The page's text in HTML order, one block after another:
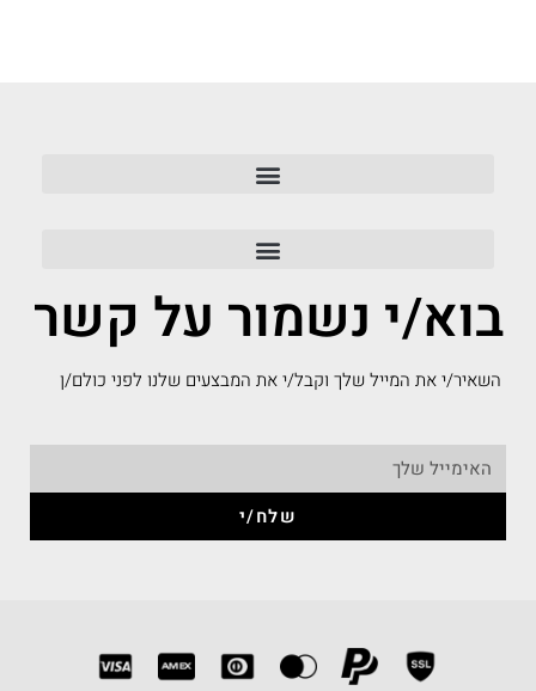
בוא/י נשמור על קשר
השאיר/י את המייל שלך וקבל/י את המבצעים שלנו לפני כולם/ן
שלח/י